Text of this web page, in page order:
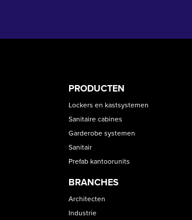
PRODUCT
CATEGORIES
PRODUCTEN
Lockers en kastsystemen
Sanitaire cabines
Garderobe systemen
Sanitair
Prefab kantoorunits
BRANCHES
Architecten
Industrie